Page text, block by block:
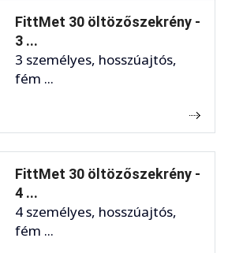
FittMet 30 öltözőszekrény -
3 ...
3 személyes, hosszúajtós,
fém ...
FittMet 30 öltözőszekrény -
4 ...
4 személyes, hosszúajtós,
fém ...